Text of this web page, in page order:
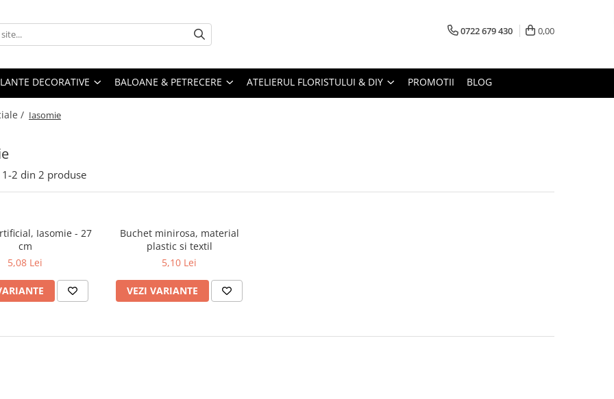
0722 679 430 0,00
DECORATIVE BALOANE & PETRECERE ATELIERUL FLORISTULUI & DIY PROMOTII BLOG
/ Iasomie
1-2 din 2 produse
Iasomie - 27
cm
5,08 Lei
Buchet minirosa, material
plastic si textil
5,10 Lei
VEZI VARIANTE